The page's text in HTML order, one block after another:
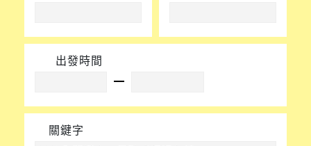
出發時間
關鍵字